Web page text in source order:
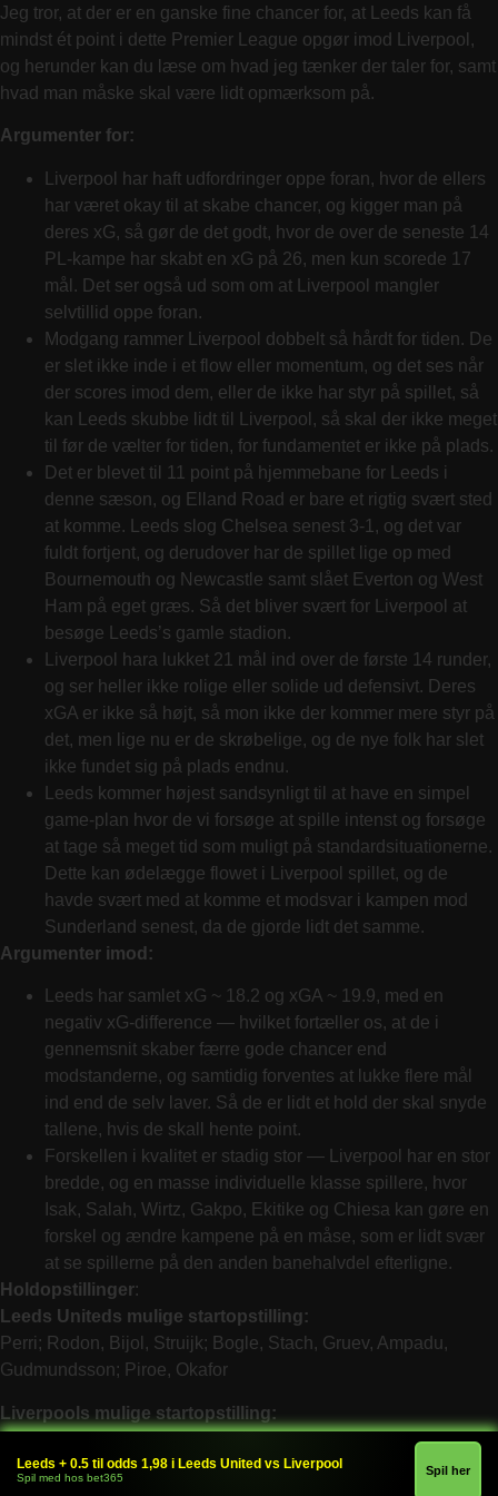
Jeg tror, at der er en ganske fine chancer for, at Leeds kan få
mindst ét point i dette Premier League opgør imod Liverpool,
og herunder kan du læse om hvad jeg tænker der taler for, samt
hvad man måske skal være lidt opmærksom på.
Argumenter for:
Liverpool har haft udfordringer oppe foran, hvor de ellers
har været okay til at skabe chancer, og kigger man på
deres xG, så gør de det godt, hvor de over de seneste 14
PL-kampe har skabt en xG på 26, men kun scorede 17
mål. Det ser også ud som om at Liverpool mangler
selvtillid oppe foran.
Modgang rammer Liverpool dobbelt så hårdt for tiden. De
er slet ikke inde i et flow eller momentum, og det ses når
der scores imod dem, eller de ikke har styr på spillet, så
kan Leeds skubbe lidt til Liverpool, så skal der ikke meget
til før de vælter for tiden, for fundamentet er ikke på plads.
Det er blevet til 11 point på hjemmebane for Leeds i
denne sæson, og Elland Road er bare et rigtig svært sted
at komme. Leeds slog Chelsea senest 3-1, og det var
fuldt fortjent, og derudover har de spillet lige op med
Bournemouth og Newcastle samt slået Everton og West
Ham på eget græs. Så det bliver svært for Liverpool at
besøge Leeds’s gamle stadion.
Liverpool hara lukket 21 mål ind over de første 14 runder,
og ser heller ikke rolige eller solide ud defensivt. Deres
xGA er ikke så højt, så mon ikke der kommer mere styr på
det, men lige nu er de skrøbelige, og de nye folk har slet
ikke fundet sig på plads endnu.
Leeds kommer højest sandsynligt til at have en simpel
game-plan hvor de vi forsøge at spille intenst og forsøge
at tage så meget tid som muligt på standardsituationerne.
Dette kan ødelægge flowet i Liverpool spillet, og de
havde svært med at komme et modsvar i kampen mod
Sunderland senest, da de gjorde lidt det samme.
Argumenter imod:
Leeds har samlet xG ~ 18.2 og xGA ~ 19.9, med en
negativ xG-difference — hvilket fortæller os, at de i
gennemsnit skaber færre gode chancer end
modstanderne, og samtidig forventes at lukke flere mål
ind end de selv laver. Så de er lidt et hold der skal snyde
tallene, hvis de skall hente point.
Forskellen i kvalitet er stadig stor — Liverpool har en stor
bredde, og en masse individuelle klasse spillere, hvor
Isak, Salah, Wirtz, Gakpo, Ekitike og Chiesa kan gøre en
forskel og ændre kampene på en måse, som er lidt svær
at se spillerne på den anden banehalvdel efterligne.
Holdopstillinger:
Leeds Uniteds mulige startopstilling:
Perri; Rodon, Bijol, Struijk; Bogle, Stach, Gruev, Ampadu,
Gudmundsson; Piroe, Okafor
Liverpools mulige startopstilling:
Alisson; Bradley, Konate, Van Dijk, Robertson; Gravenberch,
Jones; Salah, Wirtz, Gakpo; Ekitike
Leeds + 0.5 til odds 1,98 i Leeds United vs Liverpool
Spil med hos bet365
Spil her